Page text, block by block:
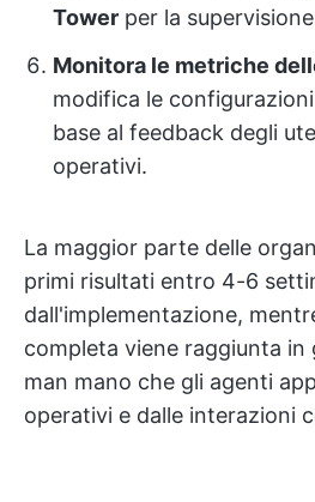
Tower per la
Monitora le metriche
modifica le
base al feedback degli
operativi.
La maggior parte delle
primi risultati entro 4-6
dall'implementazione,
completa viene raggiunta in
man mano che gli agenti
operativi e dalle interazioni